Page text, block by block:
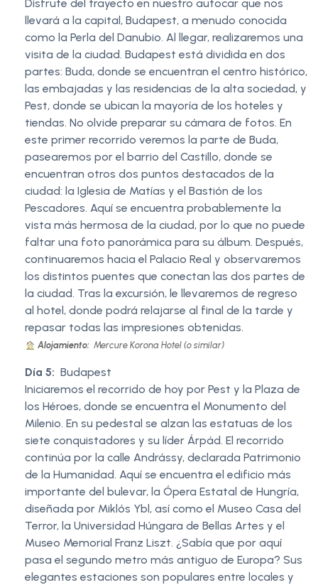
Disfrute del trayecto en nuestro autocar que nos
llevará a la capital, Budapest, a menudo conocida
como la Perla del Danubio. Al llegar, realizaremos una
visita de la ciudad. Budapest está dividida en dos
partes: Buda, donde se encuentran el centro histórico,
las embajadas y las residencias de la alta sociedad, y
Pest, donde se ubican la mayoría de los hoteles y
tiendas. No olvide preparar su cámara de fotos. En
este primer recorrido veremos la parte de Buda,
pasearemos por el barrio del Castillo, donde se
encuentran otros dos puntos destacados de la
ciudad: la Iglesia de Matías y el Bastión de los
Pescadores. Aquí se encuentra probablemente la
vista más hermosa de la ciudad, por lo que no puede
faltar una foto panorámica para su álbum. Después,
continuaremos hacia el Palacio Real y observaremos
los distintos puentes que conectan las dos partes de
la ciudad. Tras la excursión, le llevaremos de regreso
al hotel, donde podrá relajarse al final de la tarde y
repasar todas las impresiones obtenidas.
Alojamiento: Mercure Korona Hotel (o similar)
Día 5: Budapest
Iniciaremos el recorrido de hoy por Pest y la Plaza de
los Héroes, donde se encuentra el Monumento del
Milenio. En su pedestal se alzan las estatuas de los
siete conquistadores y su líder Árpád. El recorrido
continúa por la calle Andrássy, declarada Patrimonio
de la Humanidad. Aquí se encuentra el edificio más
importante del bulevar, la Ópera Estatal de Hungría,
diseñada por Miklós Ybl, así como el Museo Casa del
Terror, la Universidad Húngara de Bellas Artes y el
Museo Memorial Franz Liszt. ¿Sabía que por aquí
pasa el segundo metro más antiguo de Europa? Sus
elegantes estaciones son populares entre locales y